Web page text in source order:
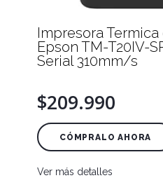
Impresora
Epson TM-T20IV-
Serial 310mm/s
$209.990
CÓMPRALO AHORA
Ver más detalles